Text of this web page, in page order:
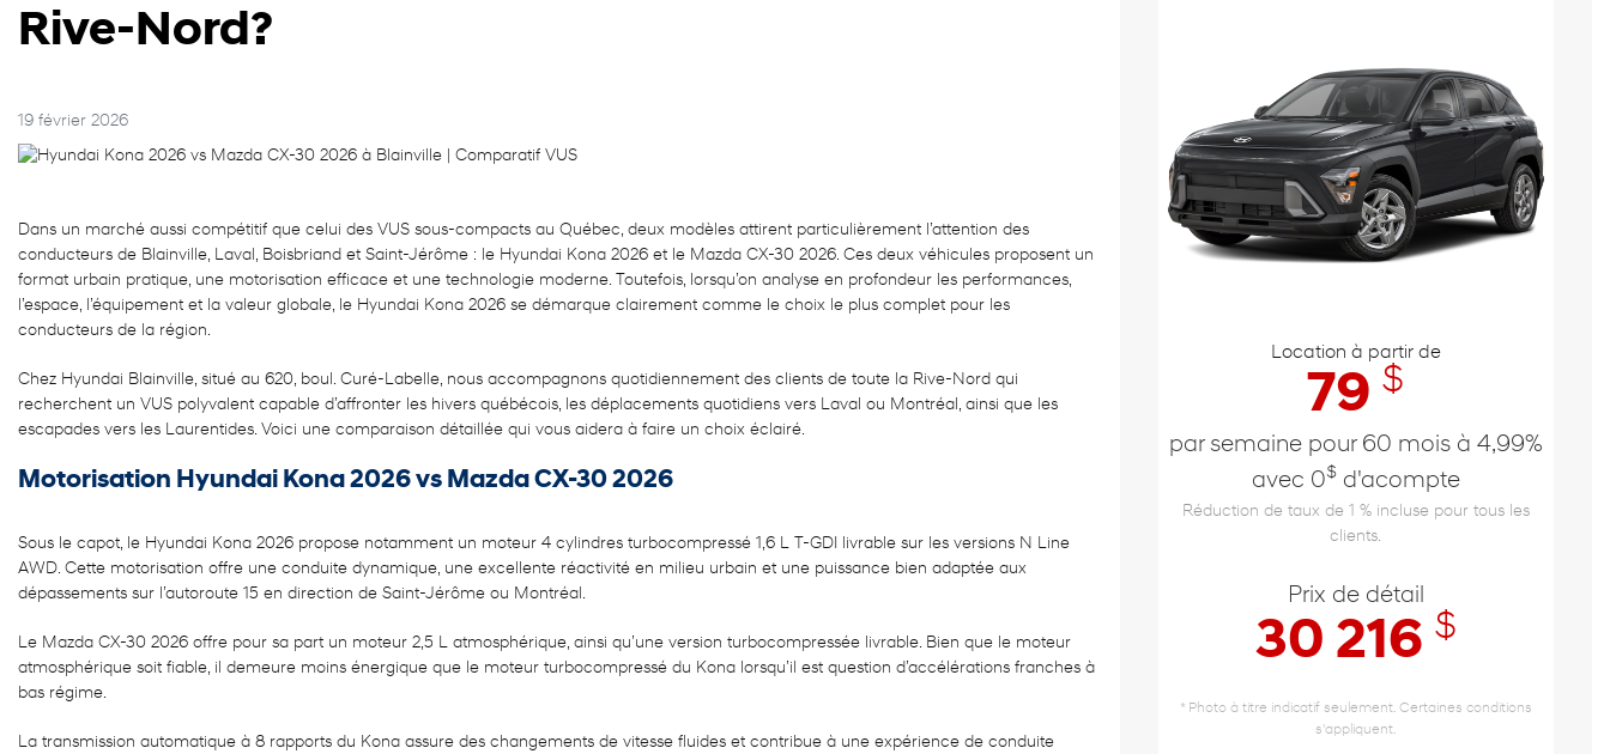
Rive-Nord?
19 février 2026
Dans un marché aussi compétitif que celui des VUS sous-compacts au Québec, deux modèles attirent particulièrement l’attention des
conducteurs de Blainville, Laval, Boisbriand et Saint-Jérôme : le Hyundai Kona 2026 et le Mazda CX-30 2026. Ces deux véhicules proposent un
format urbain pratique, une motorisation efficace et une technologie moderne. Toutefois, lorsqu’on analyse en profondeur les performances,
l’espace, l’équipement et la valeur globale, le Hyundai Kona 2026 se démarque clairement comme le choix le plus complet pour les
conducteurs de la région.
Chez Hyundai Blainville, situé au 620, boul. Curé-Labelle, nous accompagnons quotidiennement des clients de toute la Rive-Nord qui
recherchent un VUS polyvalent capable d’affronter les hivers québécois, les déplacements quotidiens vers Laval ou Montréal, ainsi que les
escapades vers les Laurentides. Voici une comparaison détaillée qui vous aidera à faire un choix éclairé.
Motorisation Hyundai Kona 2026 vs Mazda CX-30 2026
Sous le capot, le Hyundai Kona 2026 propose notamment un moteur 4 cylindres turbocompressé 1,6 L T-GDI livrable sur les versions N Line
AWD. Cette motorisation offre une conduite dynamique, une excellente réactivité en milieu urbain et une puissance bien adaptée aux
dépassements sur l’autoroute 15 en direction de Saint-Jérôme ou Montréal.
Le Mazda CX-30 2026 offre pour sa part un moteur 2,5 L atmosphérique, ainsi qu’une version turbocompressée livrable. Bien que le moteur
atmosphérique soit fiable, il demeure moins énergique que le moteur turbocompressé du Kona lorsqu’il est question d’accélérations franches à
bas régime.
La transmission automatique à 8 rapports du Kona assure des changements de vitesse fluides et contribue à une expérience de conduite
Location à partir de
79 $
par semaine pour 60 mois à 4,99%
avec 0$d'acompte
Réduction de taux de 1 % incluse pour tous les
clients.
Prix de détail
30 216 $
* Photo à titre indicatif seulement. Certaines conditions
s'appliquent.